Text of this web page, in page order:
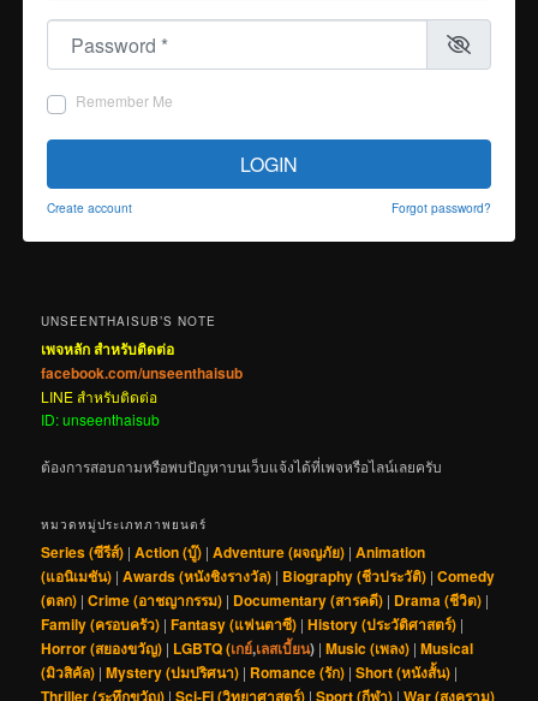
Password
Remember Me
LOGIN
Create account Forgot password?
UNSEENTHAISUB’S NOTE
เพจหลัก สำหรับติดต่อ
facebook.com/unseenthaisub
LINE สำหรับติดต่อ
ID: unseenthaisub
ต้องการสอบถามหรือพบปัญหาบนเว็บแจ้งได้ที่เพจหรือไลน์เลยครับ
หมวดหมู่ประเภทภาพยนตร์
Series (ซีรีส์) |Action (บู๊) |Adventure (ผจญภัย) |Animation
(แอนิเมชัน) |Awards (หนังชิงรางวัล) | Biography (ชีวประวัติ) |Comedy
(ตลก) |Crime (อาชญากรรม) | Documentary (สารคดี) | Drama (ชีวิต) |
Family (ครอบครัว) |Fantasy (แฟนตาซี) |History (ประวัติศาสตร์) |
Horror (สยองขวัญ) | LGBTQ (เกย์,เลสเบี้ยน) |Music (เพลง) |Musical
(มิวสิคัล) |Mystery (ปมปริศนา) | Romance (รัก) |Short (หนังสั้น) |
Thriller (ระทึกขวัญ) |Sci-Fi (วิทยาศาสตร์) |Sport (กีฬา) |War (สงคราม)